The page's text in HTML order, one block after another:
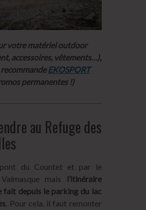
votre matériel outdoor
accessoires, vêtements…),
recommandeEKOSPORT
permanentes !)
au Refuge des
du Countet et par le
mais
l’itinéraire
fait depuis le parking du lac
. Pour cela, il faut remonter